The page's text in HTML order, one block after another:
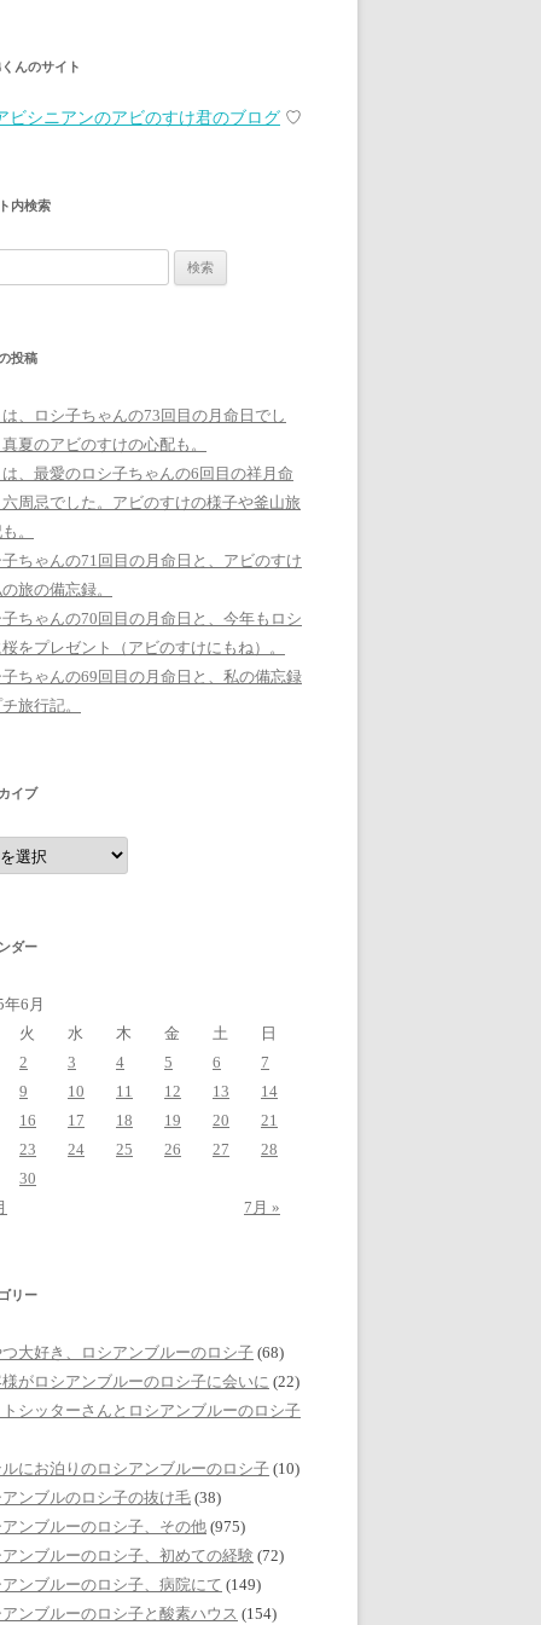
んのサイト
ビシニアンのアビのすけ君のブログ ♡
内検索
投稿
、ロシ子ちゃんの73回目の月命日でし
夏のアビのすけの心配も。
、最愛のロシ子ちゃんの6回目の祥月命
周忌でした。アビのすけの様子や釜山旅
。
ちゃんの71回目の月命日と、アビのすけ
旅の備忘録。
ちゃんの70回目の月命日と、今年もロシ
をプレゼント（アビのすけにもね）。
ちゃんの69回目の月命日と、私の備忘録
旅行記。
イブ
ダー
6月
火
水 木 金 土
日
2
3 4 5 6
7
9
10 11 12 13
14
16
17 18 19 20
21
23
24 25 26 27
28
30
7月 »
リー
大好き、ロシアンブルーのロシ子 (68)
がロシアンブルーのロシ子に会いに (22)
シッターさんとロシアンブルーのロシ子
にお泊りのロシアンブルーのロシ子 (10)
ンブルのロシ子の抜け毛 (38)
ンブルーのロシ子、その他 (975)
ンブルーのロシ子、初めての経験 (72)
ンブルーのロシ子、病院にて (149)
ンブルーのロシ子と酸素ハウス (154)